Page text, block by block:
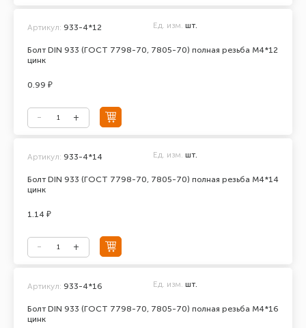
Болт DIN 933 (ГОСТ 7798-70, 7805-70) полная резьба М4*12
цинк
Артикул: 933-4*12 Ед. изм. шт.
0.99 ₽
Болт DIN 933 (ГОСТ 7798-70, 7805-70) полная резьба М4*14
цинк
Артикул: 933-4*14 Ед. изм. шт.
1.14 ₽
Болт DIN 933 (ГОСТ 7798-70, 7805-70) полная резьба М4*16
цинк
Артикул: 933-4*16 Ед. изм. шт.